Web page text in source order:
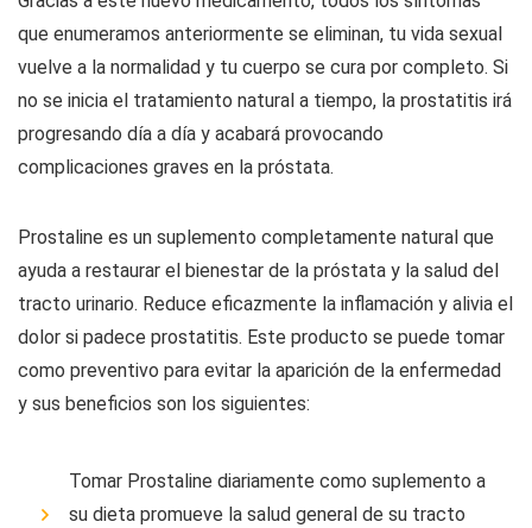
que enumeramos anteriormente se eliminan, tu vida sexual
vuelve a la normalidad y tu cuerpo se cura por completo. Si
no se inicia el tratamiento natural a tiempo, la prostatitis irá
progresando día a día y acabará provocando
complicaciones graves en la próstata.
Prostaline es un suplemento completamente natural que
ayuda a restaurar el bienestar de la próstata y la salud del
tracto urinario. Reduce eficazmente la inflamación y alivia el
dolor si padece prostatitis. Este producto se puede tomar
como preventivo para evitar la aparición de la enfermedad
y sus beneficios son los siguientes:
Tomar Prostaline diariamente como suplemento a
su dieta promueve la salud general de su tracto